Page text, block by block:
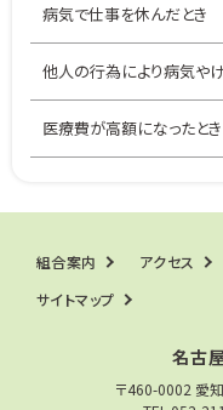
病気で仕事を休んだとき
他人の行為により病気や
医療費が高額になったとき
組合案内 アクセス
サイトマップ
名古
〒460-0002 愛